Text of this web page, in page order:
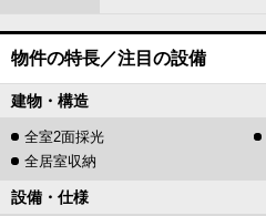
物件の特長／注目の設備
建物・構造
全室2面採光
全居室収納
設備・仕様